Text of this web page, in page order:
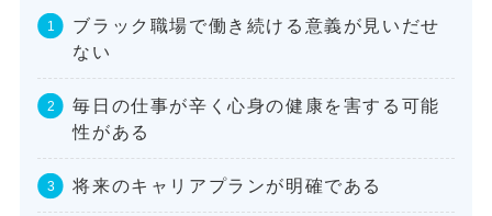
ブラック職場で働き続ける意義が見いだせ
ない
毎日の仕事が辛く心身の健康を害する可能
性がある
将来のキャリアプランが明確である